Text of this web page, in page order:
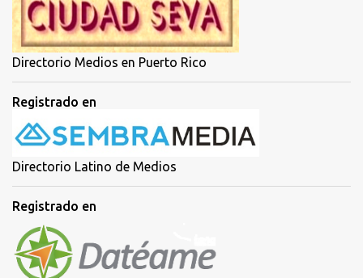
Directorio Medios en Puerto Rico
Registrado en
Directorio Latino de Medios
Registrado en